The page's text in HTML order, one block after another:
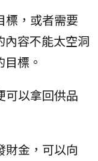
標，或者需要
內容不能太空洞
標。
可以拿回供品
財金，可以向